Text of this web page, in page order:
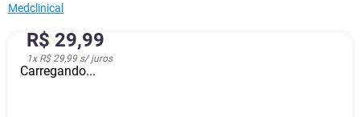
Medclinical
R$ 29,99
1x R$ 29,99s/ juros
Carregando...